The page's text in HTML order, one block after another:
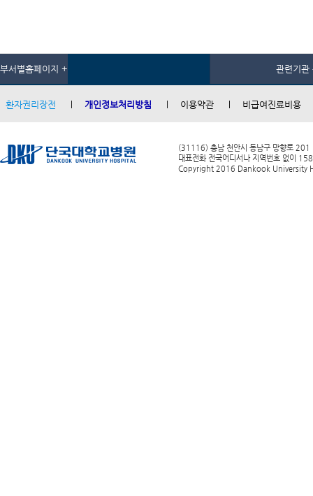
부서별홈페이지 + 관련기관
환자권리장전 개인정보처리방침 이용약관 비급여진료비용
(31116) 충남 천안시 동남구 망향로 201
대표전화 전국어디서나 지역번호 없이
Copyright 2016 Dankook University